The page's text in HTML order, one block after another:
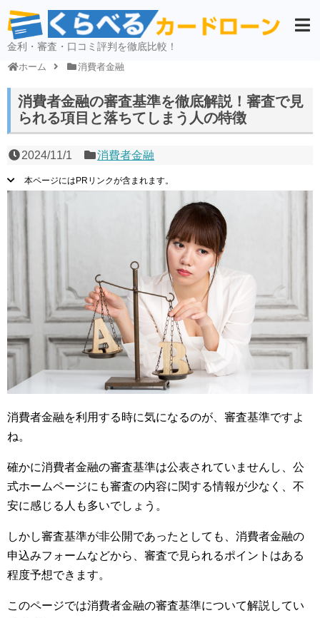
金利・審査・口コミ評判を徹底比較！
ホーム 消費者金融
消費者金融の審査基準を徹底解説！審査で見
られる項目と落ちてしまう人の特徴
2024/11/1 消費者金融
本ページにはPRリンクが含まれます。
消費者金融を利用する時に気になるのが、審査基準ですよ
ね。
確かに消費者金融の審査基準は公表されていませんし、公
式ホームページにも審査の内容に関する情報が少なく、不
安に感じる人も多いでしょう。
しかし審査基準が非公開であったとしても、消費者金融の
申込みフォームなどから、審査で見られるポイントはある
程度予想できます。
このページでは消費者金融の審査基準について解説してい